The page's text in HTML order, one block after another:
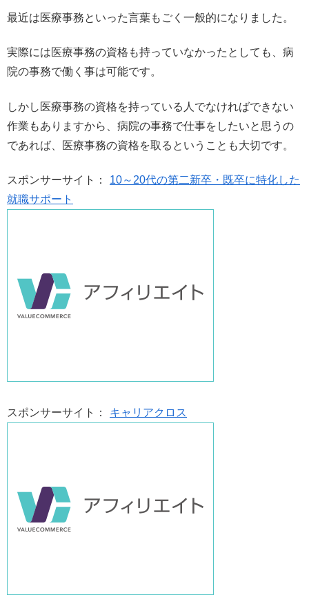
最近は医療事務といった言葉もごく一般的になりました。
実際には医療事務の資格も持っていなかったとしても、病
院の事務で働く事は可能です。
しかし医療事務の資格を持っている人でなければできない
作業もありますから、病院の事務で仕事をしたいと思うの
であれば、医療事務の資格を取るということも大切です。
スポンサーサイト：
10～20代の第二新卒・既卒に特化した
就職サポート
スポンサーサイト： キャリアクロス